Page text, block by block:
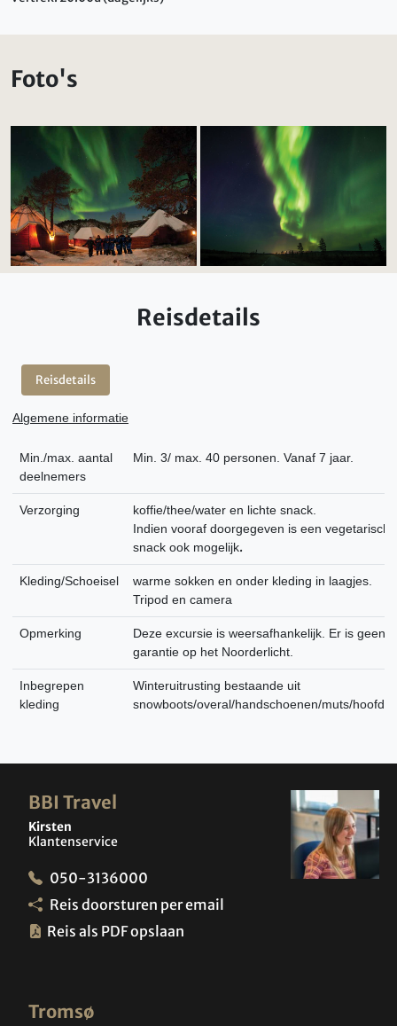
Foto's
Reisdetails
Reisdetails
Algemene informatie
Min./max. aantal
deelnemers
Min. 3/ max. 40 personen. Vanaf 7 jaar.
Verzorging
koffie/thee/water en lichte snack.
Indien vooraf doorgegeven is een vegetarische
snack ook mogelijk.
Kleding/Schoeisel
warme sokken en onder kleding in laagjes.
Tripod en camera
Opmerking
Deze excursie is weersafhankelijk. Er is geen
garantie op het Noorderlicht.
Inbegrepen
kleding
Winteruitrusting bestaande uit
snowboots/overal/handschoenen/muts/
Tromsø
BBI Travel
Kirsten
Klantenservice
050-3136000
Reis doorsturen per email
Reis als PDF opslaan